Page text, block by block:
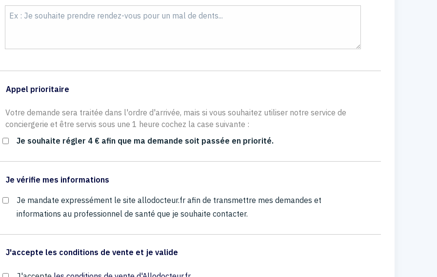
Appel prioritaire
Votre demande sera traitée dans l'ordre d'arrivée, mais si vous souhaitez utiliser notre service de
conciergerie et être servis sous une 1 heure cochez la case suivante :
Je souhaite régler 4 € afin que ma demande soit passée en priorité.
Je vérifie mes informations
Je mandate expressément le site allodocteur.fr afin de transmettre mes demandes et
informations au professionnel de santé que je souhaite contacter.
J'accepte les conditions de vente et je valide